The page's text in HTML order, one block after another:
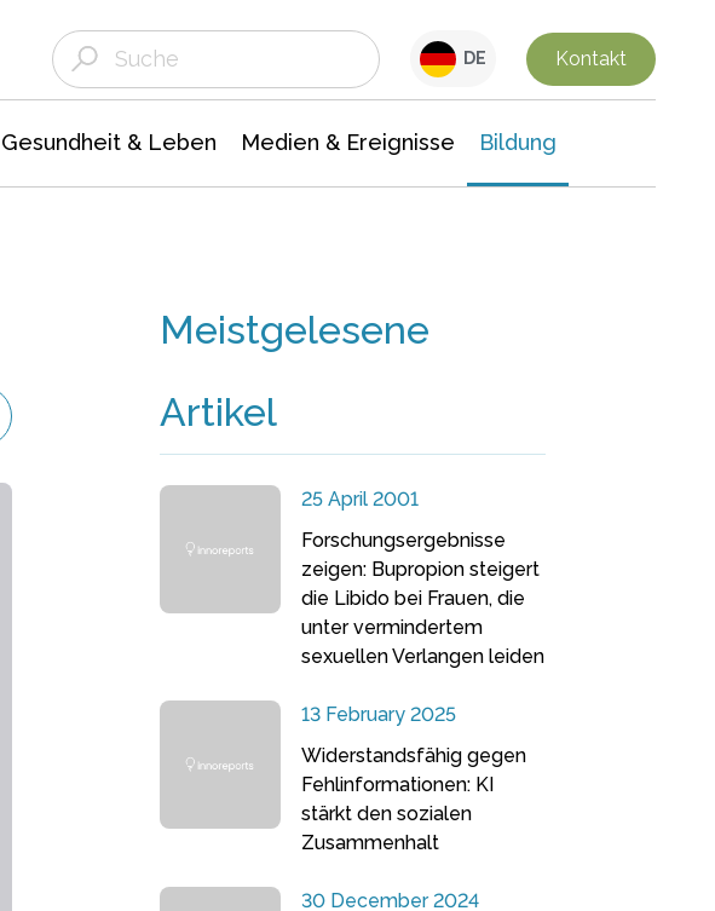
DE Kontakt
Gesundheit & Leben Medien & Ereignisse Bildung
Meistgelesene
Artikel
25 April 2001
Forschungsergebnisse
zeigen: Bupropion steigert
die Libido bei Frauen, die
unter vermindertem
sexuellen Verlangen leiden
13 February 2025
Widerstandsfähig gegen
Fehlinformationen: KI
stärkt den sozialen
Zusammenhalt
30 December 2024